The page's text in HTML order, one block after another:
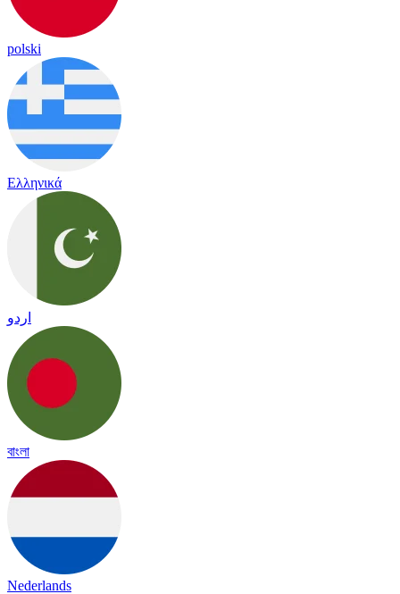
polski
Ελληνικά
اردو
বাংলা
Nederlands